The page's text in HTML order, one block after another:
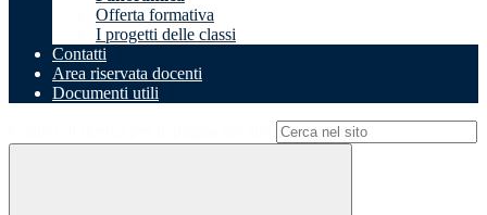
Offerta formativa
I progetti delle classi
Contatti
Area riservata docenti
Documenti utili